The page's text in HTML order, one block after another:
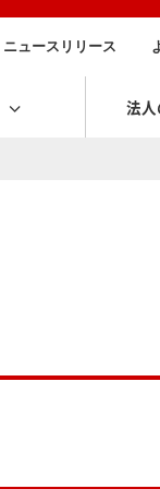
ニュースリリース
法